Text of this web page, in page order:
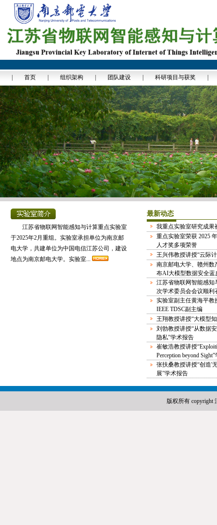
首页 组织架构 团队建设 科研项目与获奖
江苏省物联网智能感知与计算重点实验室
于2025年2月重组。实验室承担单位为南京邮
电大学，共建单位为中国电信江苏公司，建设
地点为南京邮电大学。实验室...
最新动态
我重点实验室研究成果
重点实验室荣获 2025
人才奖多项荣誉
王兴伟教授讲授“云际
南京邮电大学、赣州数
布AI大模型数据安全蓝
江苏省物联网智能感知
次学术委员会会议顺利
实验室副主任黄海平教
IEEE TDSC副主编
王翔教授讲授“大模型
刘勃教授讲授“从数据
隐私”学术报告
崔敏浩教授讲授
Perception beyond
张扶桑教授讲授“创造'
展”学术报告
版权所有 copyright